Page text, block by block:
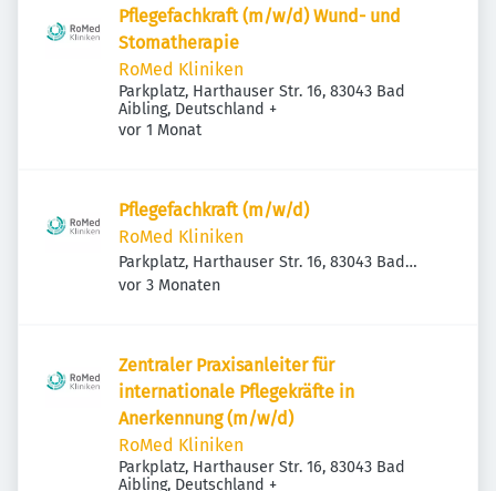
Pflegefachkraft (m/w/d) Wund- und
Stomatherapie
RoMed Kliniken
Parkplatz, Harthauser Str. 16, 83043 Bad
Aibling, Deutschland +
Veröffentlicht
vor 1 Monat
Pflegefachkraft (m/w/d)
RoMed Kliniken
Parkplatz, Harthauser Str. 16, 83043 Bad
Aibling, Deutschland
Veröffentlicht:
vor 3 Monaten
Zentraler Praxisanleiter für
internationale Pflegekräfte in
Anerkennung (m/w/d)
RoMed Kliniken
Parkplatz, Harthauser Str. 16, 83043 Bad
Aibling, Deutschland +